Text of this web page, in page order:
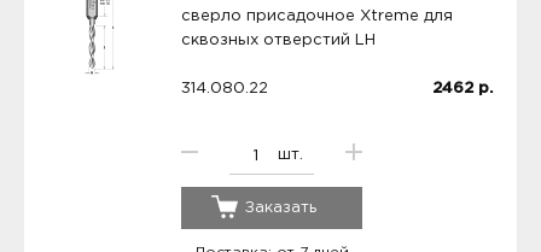
сверло присадочное Xtreme для
сквозных отверстий LH
314.080.22
шт.
2462 р.
Заказать